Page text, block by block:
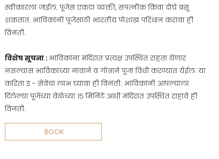
स्वीकारला जाईल. पूजेस एकटा व्यक्ती, सपत्नीक किंवा दोघे बसू
शकतात. भाविकांनी पूजेसाठी भारतीय पोशाख परिधान करावा ही
विनंती.
विशेष सूचना : भाविकांना मंदिरात प्रत्यक्ष उपस्थित राहता येणार
नसल्यास भाविकांच्या नावाने व गोत्राने पूजा विधी करण्यात येईल. या
करिता इ - सेवेचा लाभ घ्यावा ही विनंती. भाविकांनी आपल्याला
दिलेल्या पूजेच्या वेळेच्या १५ मिनिटे आधी मंदिरात उपस्थित राहावे ही
विनंती.
BOOK